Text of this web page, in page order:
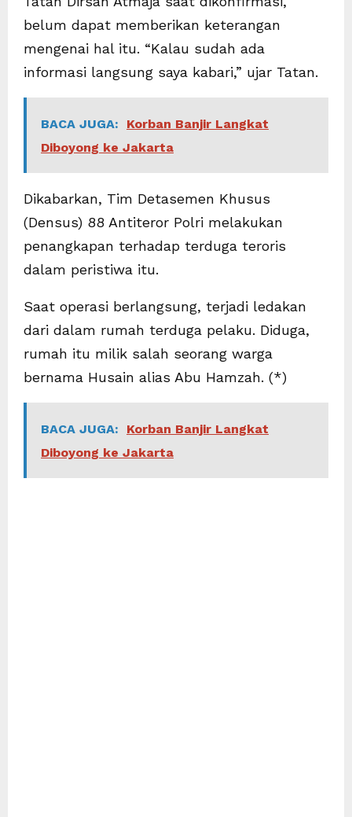
belum dapat memberikan keterangan
mengenai hal itu. “Kalau sudah ada
informasi langsung saya kabari,” ujar Tatan.
BACA JUGA:
Korban Banjir Langkat
Diboyong ke Jakarta
Dikabarkan, Tim Detasemen Khusus
(Densus) 88 Antiteror Polri melakukan
penangkapan terhadap terduga teroris
dalam peristiwa itu.
Saat operasi berlangsung, terjadi ledakan
dari dalam rumah terduga pelaku. Diduga,
rumah itu milik salah seorang warga
bernama Husain alias Abu Hamzah. (*)
BACA JUGA:
Korban Banjir Langkat
Diboyong ke Jakarta